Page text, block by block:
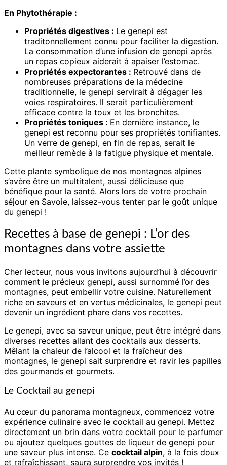
En Phytothérapie :
Propriétés digestives : Le genepi est
traditonnellement connu pour faciliter la digestion.
La consommation d’une infusion de genepi après
un repas copieux aiderait à apaiser l’estomac.
Propriétés expectorantes : Retrouvé dans de
nombreuses préparations de la médecine
traditionnelle, le genepi servirait à dégager les
voies respiratoires. Il serait particulièrement
efficace contre la toux et les bronchites.
Propriétés toniques : En dernière instance, le
genepi est reconnu pour ses propriétés tonifiantes.
Un verre de genepi, en fin de repas, serait le
meilleur remède à la fatigue physique et mentale.
Cette plante symbolique de nos montagnes alpines
s’avère être un multitalent, aussi délicieuse que
bénéfique pour la santé. Alors lors de votre prochain
séjour en Savoie, laissez-vous tenter par le goût unique
du genepi !
Recettes à base de genepi : L’or des
montagnes dans votre assiette
Cher lecteur, nous vous invitons aujourd’hui à découvrir
comment le précieux genepi, aussi surnommé l’or des
montagnes, peut embellir votre cuisine. Naturellement
riche en saveurs et en vertus médicinales, le genepi peut
devenir un ingrédient phare dans vos recettes.
Le genepi, avec sa saveur unique, peut être intégré dans
diverses recettes allant des cocktails aux desserts.
Mêlant la chaleur de l’alcool et la fraîcheur des
montagnes, le genepi sait surprendre et ravir les papilles
des gourmands et gourmets.
Le Cocktail au genepi
Au cœur du panorama montagneux, commencez votre
expérience culinaire avec le cocktail au genepi. Mettez
directement un brin dans votre cocktail pour le parfumer
ou ajoutez quelques gouttes de liqueur de genepi pour
une saveur plus intense. Ce cocktail alpin, à la fois doux
et rafraîchissant, saura surprendre vos invités !